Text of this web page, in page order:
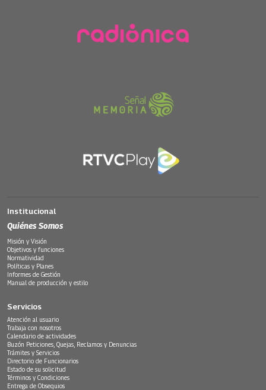
Institucional
Quiénes Somos
Misión y Visión
Objetivos y funciones
Normatividad
Políticas y Planes
Informes de Gestión
Manual de producción y estilo
Servicios
Atención al usuario
Trabaja con nosotros
Calendario de actividades
Buzón Peticiones, Quejas, Reclamos y Denuncias
Trámites y Servicios
Directorio de Funcionarios
Estado de su solicitud
Términos y Condiciones
Entrega de Obsequios